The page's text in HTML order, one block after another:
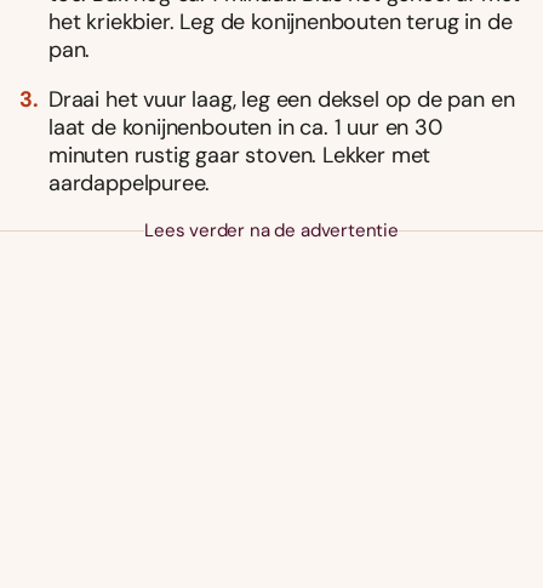
het kriekbier. Leg de konijnenbouten terug in de
pan.
Draai het vuur laag, leg een deksel op de pan en
laat de konijnenbouten in ca. 1 uur en 30
minuten rustig gaar stoven. Lekker met
aardappelpuree.
Lees verder na de advertentie